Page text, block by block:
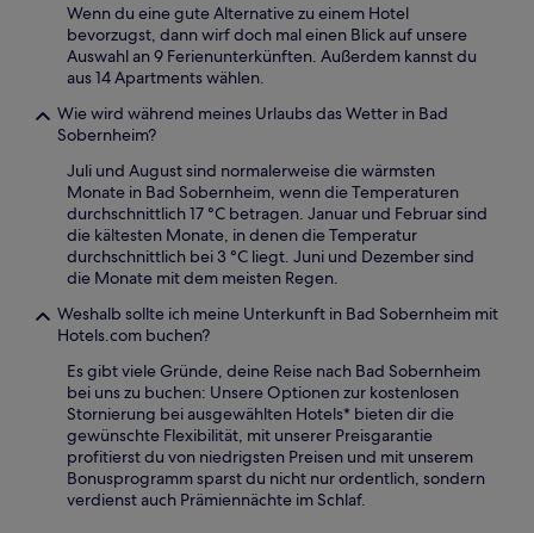
Wenn du eine gute Alternative zu einem Hotel
bevorzugst, dann wirf doch mal einen Blick auf unsere
Auswahl an 9 Ferienunterkünften. Außerdem kannst du
aus 14 Apartments wählen.
Wie wird während meines Urlaubs das Wetter in Bad
Sobernheim?
Juli und August sind normalerweise die wärmsten
Monate in Bad Sobernheim, wenn die Temperaturen
durchschnittlich 17 °C betragen. Januar und Februar sind
die kältesten Monate, in denen die Temperatur
durchschnittlich bei 3 °C liegt. Juni und Dezember sind
die Monate mit dem meisten Regen.
Weshalb sollte ich meine Unterkunft in Bad Sobernheim mit
Hotels.com buchen?
Es gibt viele Gründe, deine Reise nach Bad Sobernheim
bei uns zu buchen: Unsere Optionen zur kostenlosen
Stornierung bei ausgewählten Hotels* bieten dir die
gewünschte Flexibilität, mit unserer Preisgarantie
profitierst du von niedrigsten Preisen und mit unserem
Bonusprogramm sparst du nicht nur ordentlich, sondern
verdienst auch Prämiennächte im Schlaf.